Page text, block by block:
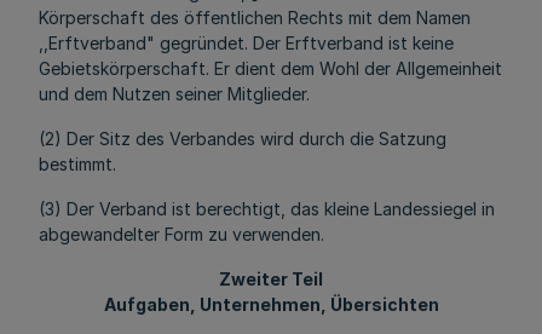
Körperschaft des öffentlichen Rechts mit dem Namen
,,Erftverband" gegründet. Der Erftverband ist keine
Gebietskörperschaft. Er dient dem Wohl der Allgemeinheit
und dem Nutzen seiner Mitglieder.
(2) Der Sitz des Verbandes wird durch die Satzung
bestimmt.
(3) Der Verband ist berechtigt, das kleine Landessiegel in
abgewandelter Form zu verwenden.
Zweiter Teil
Aufgaben, Unternehmen, Übersichten